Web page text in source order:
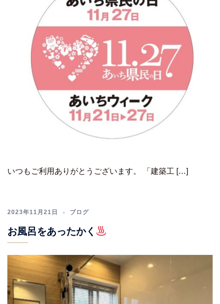
いつもご利用ありがとうございます。 「建築工 […]
2023年11月21日 ブログ
お風呂をあったかく